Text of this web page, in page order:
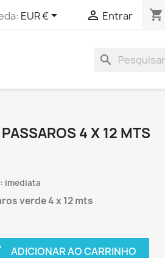
EUR €  Entrar shopping_cart
search
4 X 12 MTS
imediata
verde 4 x 12 mts
ADICIONAR AO CARRINHO